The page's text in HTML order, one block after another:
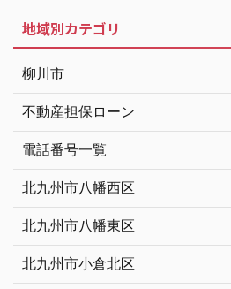
地域別カテゴリ
柳川市
不動産担保ローン
電話番号一覧
北九州市八幡西区
北九州市八幡東区
北九州市小倉北区